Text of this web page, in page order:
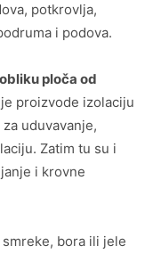
potkrovlja,
i podova.
ploča od
proizvode izolaciju
uduvavanje,
Zatim tu su i
i krovne
bora ili jele